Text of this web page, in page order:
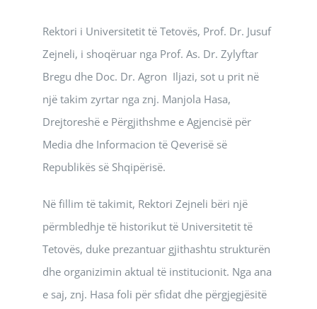
Rektori i Universitetit të Tetovës, Prof. Dr. Jusuf
Zejneli, i shoqëruar nga Prof. As. Dr. Zylyftar
Bregu dhe Doc. Dr. Agron Iljazi, sot u prit në
një takim zyrtar nga znj. Manjola Hasa,
Drejtoreshë e Përgjithshme e Agjencisë për
Media dhe Informacion të Qeverisë së
Republikës së Shqipërisë.
Në fillim të takimit, Rektori Zejneli bëri një
përmbledhje të historikut të Universitetit të
Tetovës, duke prezantuar gjithashtu strukturën
dhe organizimin aktual të institucionit. Nga ana
e saj, znj. Hasa foli për sfidat dhe përgjegjësitë